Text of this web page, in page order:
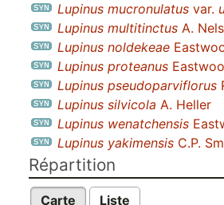
Lupinus mucronulatus var.
Lupinus multitinctus A.
Lupinus noldekeae
Lupinus proteanus
Lupinus pseudoparviflorus
Lupinus silvicola A. Heller
Lupinus wenatchensis
Lupinus yakimensis C.P.
Répartition
Carte Liste